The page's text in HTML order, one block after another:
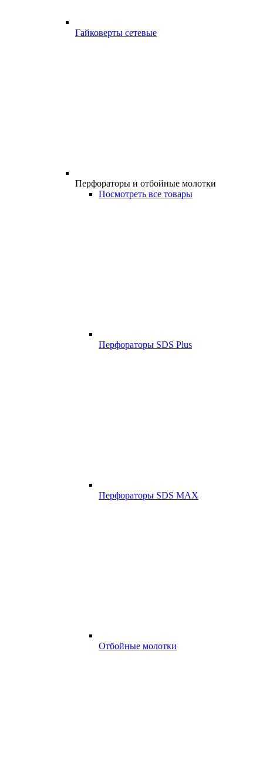
Гайковерты сетевые
Перфораторы и отбойные молотки
Посмотреть все товары
Перфораторы SDS Plus
Перфораторы SDS MAX
Отбойные молотки